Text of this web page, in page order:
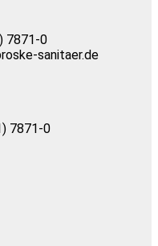
7871-0
7871-0